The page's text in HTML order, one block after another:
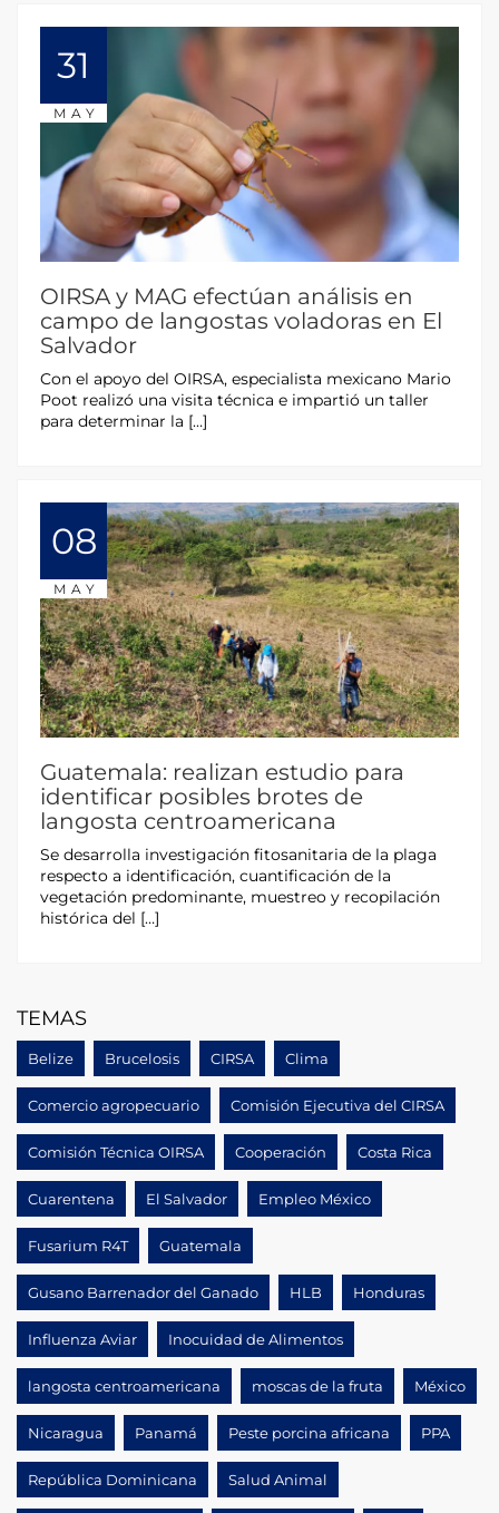
31
MAY
OIRSA y MAG efectúan análisis en
campo de langostas voladoras en El
Salvador
Con el apoyo del OIRSA, especialista mexicano Mario
Poot realizó una visita técnica e impartió un taller
para determinar la […]
08
MAY
Guatemala: realizan estudio para
identificar posibles brotes de
langosta centroamericana
Se desarrolla investigación fitosanitaria de la plaga
respecto a identificación, cuantificación de la
vegetación predominante, muestreo y recopilación
histórica del […]
TEMAS
Belize Brucelosis CIRSA Clima
Comercio agropecuario Comisión Ejecutiva del CIRSA
Comisión Técnica OIRSA Cooperación Costa Rica
Cuarentena El Salvador Empleo México
Fusarium R4T Guatemala
Gusano Barrenador del Ganado HLB Honduras
Influenza Aviar Inocuidad de Alimentos
langosta centroamericana moscas de la fruta México
Nicaragua Panamá Peste porcina africana PPA
República Dominicana Salud Animal